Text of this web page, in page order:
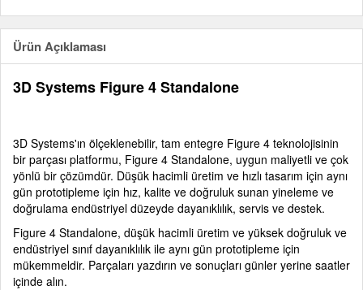
Ürün Açıklaması
3D Systems Figure 4 Standalone
3D Systems'ın ölçeklenebilir, tam entegre Figure 4 teknolojisinin
bir parçası platformu, Figure 4 Standalone, uygun maliyetli ve çok
yönlü bir çözümdür. Düşük hacimli üretim ve hızlı tasarım için aynı
gün prototipleme için hız, kalite ve doğruluk sunan yineleme ve
doğrulama endüstriyel düzeyde dayanıklılık, servis ve destek.
Figure 4 Standalone, düşük hacimli üretim ve yüksek doğruluk ve
endüstriyel sınıf dayanıklılık ile aynı gün prototipleme için
mükemmeldir. Parçaları yazdırın ve sonuçları günler yerine saatler
içinde alın.